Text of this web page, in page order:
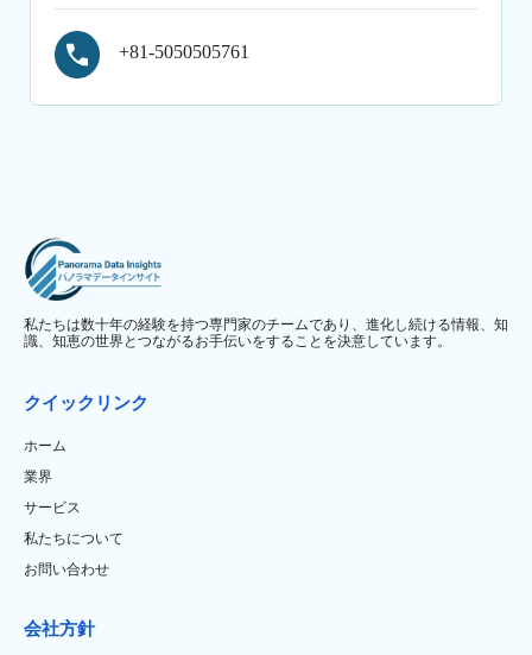
+81-5050505761
私たちは数十年の経験を持つ専門家のチームであり、進化し続ける情報、知
識、知恵の世界とつながるお手伝いをすることを決意しています。
クイックリンク
ホーム
業界
サービス
私たちについて
お問い合わせ
会社方針